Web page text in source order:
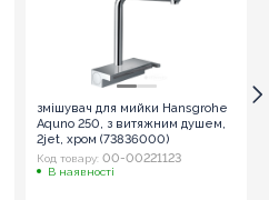
змішувач для мийки Hansgrohe
Aquno 250, з витяжним душем,
2jet, хром (73836000)
Код товару: 00-00221123
В наявності